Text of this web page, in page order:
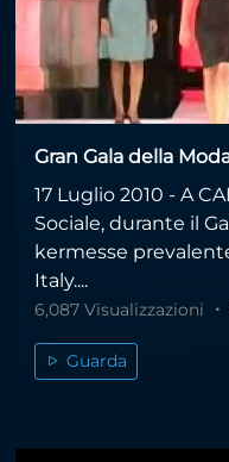
Gran Gala della
17 Luglio 2010 - A
Sociale, durante il
kermesse
Italy....
6,087 Visualizzazioni
Guarda